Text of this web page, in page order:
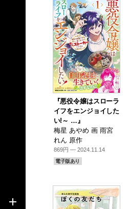
『悪役令嬢はスローラ
イフをエンジョイした
い!～ …』
梅星 あやめ 画 雨宮
れん 原作
869円 — 2024.11.14
電子版あり